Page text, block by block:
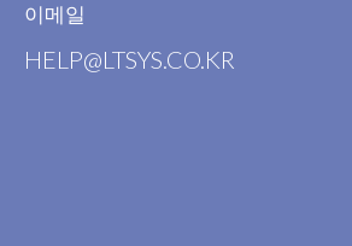
이메일
HELP@LTSYS.CO.KR